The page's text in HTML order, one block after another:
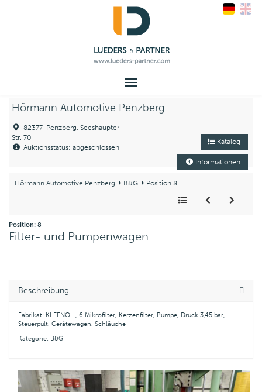
Toggle
Hörmann Automotive Penzberg
82377 Penzberg, Seeshaupter
Str. 70
Auktionsstatus: abgeschlossen
Katalog
Informationen
Hörmann Automotive Penzberg B&G Position 8
Position: 8
Filter- und Pumpenwagen
Beschreibung
Fabrikat: KLEENOIL, 6 Mikrofilter, Kerzenfilter, Pumpe, Druck 3,45 bar,
Steuerpult, Gerätewagen, Schläuche
Kategorie: B&G